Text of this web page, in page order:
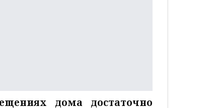
дома достаточно